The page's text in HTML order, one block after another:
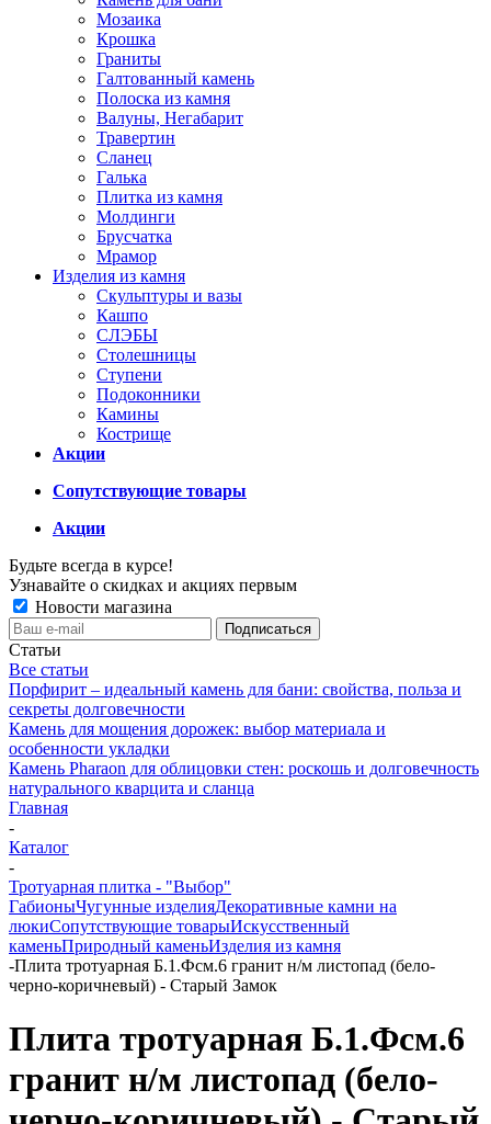
Мозаика
Крошка
Граниты
Галтованный камень
Полоска из камня
Валуны, Негабарит
Травертин
Сланец
Галька
Плитка из камня
Молдинги
Брусчатка
Мрамор
Изделия из камня
Скульптуры и вазы
Кашпо
СЛЭБЫ
Столешницы
Ступени
Подоконники
Камины
Кострище
Акции
Сопутствующие товары
Акции
Будьте всегда в курсе!
Узнавайте о скидках и акциях первым
Новости магазина
Статьи
Все статьи
Порфирит – идеальный камень для бани: свойства, польза и
секреты долговечности
Камень для мощения дорожек: выбор материала и
особенности укладки
Камень Pharaon для облицовки стен: роскошь и долговечность
натурального кварцита и сланца
Главная
-
Каталог
-
Тротуарная плитка - "Выбор"
ГабионыЧугунные изделияДекоративные камни на
люкиСопутствующие товарыИскусственный
каменьПриродный каменьИзделия из камня
-Плита тротуарная Б.1.Фсм.6 гранит н/м листопад (бело-
черно-коричневый) - Старый Замок
Плита тротуарная Б.1.Фсм.6
гранит н/м листопад (бело-